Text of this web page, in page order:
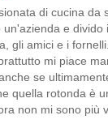
di cucina da
un'azienda e divido
gli amici e i
mi piace
se
quella rotonda è
non mi sono più